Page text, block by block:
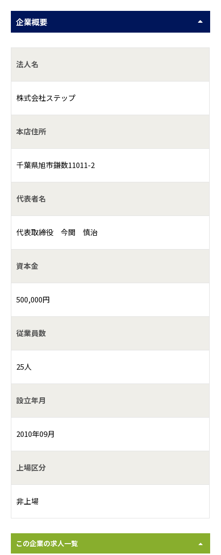
企業概要
法人名
株式会社ステップ
本店住所
千葉県旭市鎌数11011-2
代表者名
代表取締役 今関 慎治
資本金
500,000円
従業員数
25人
設立年月
2010年09月
上場区分
非上場
この企業の求人一覧